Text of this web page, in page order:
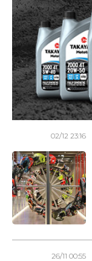
02/12 23:16
26/11 00:55